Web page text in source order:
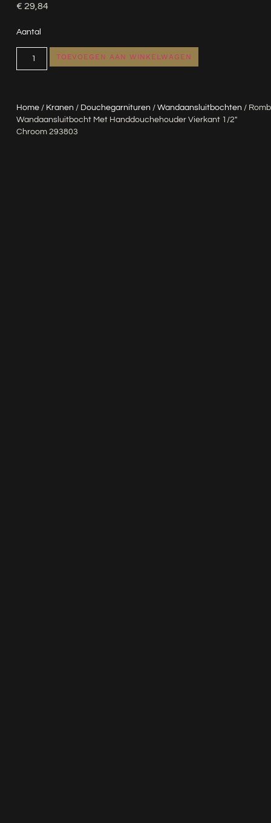
Home/ Kranen / Douchegarnituren / Wandaansluitbochten /
Wandaansluitbocht Met Handdouchehouder Vierkant 1/2″
Chroom 293803
€ 29,84
Aantal
TOEVOEGEN AAN WINKELWAGEN